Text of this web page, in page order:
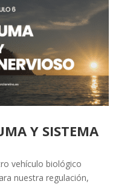
Y SISTEMA
vehículo biológico
nuestra regulación,